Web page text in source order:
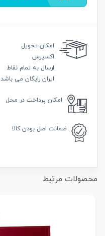
امکان تحویل
اکسپرس
ارسال به تمام نقاط
ایران رایگان می باشد
امکان پرداخت در محل
ضمانت اصل بودن کالا
محصولات مرتبط